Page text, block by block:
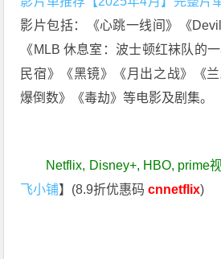
影片包括：《心跳一线间》《
《MLB 休息室：波士顿红袜队的
民宿》《黑镜》《月出之战》《
爆倒数》《毒劫》等电影及剧集。
Netflix, Disney+, HBO, prime
飞小铺】(8.9折优惠码cnnetflix)